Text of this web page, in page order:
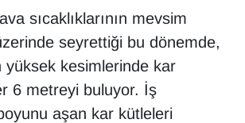
sıcaklıklarının mevsim
seyrettiği bu dönemde,
yüksek kesimlerinde kar
6 metreyi buluyor. İş
aşan kar kütleleri